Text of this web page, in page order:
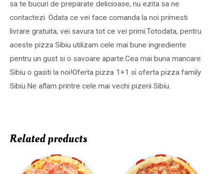
sa te bucuri de preparate delicioase, nu ezita sa ne
contactezi. Odata ce vei face comanda la noi primesti
livrare gratuita, vei savura tot ce vei primi.Totodata, pentru
aceste pizza Sibiu utilizam cele mai bune ingrediente
pentru un gust si o savoare aparte.Cea mai buna mancare
Sibiu o gasiti la noi!Oferta pizza 1+1 si oferta pizza family
Sibiu.Ne aflam printre cele mai vechi pizerii Sibiu.
Related products